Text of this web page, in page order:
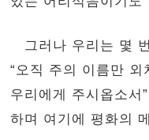
그러나 우리는 몇
“오직 주의 이름만 외
우리에게 주시옵소서
하며 여기에 평화의